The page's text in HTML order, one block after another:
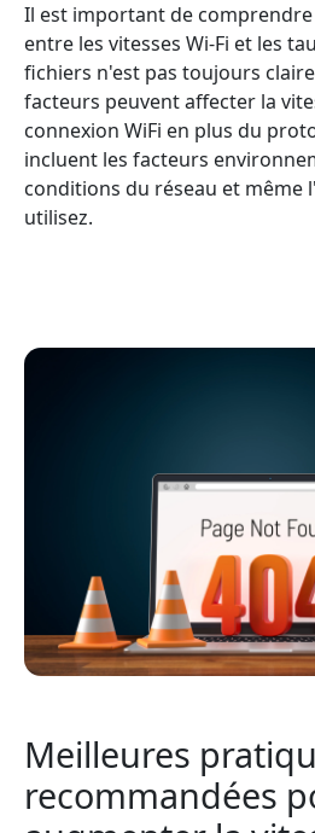
Il est important de
entre les vitesses Wi-Fi et les
fichiers n'est pas toujours
facteurs peuvent affecter la
connexion WiFi en plus du
incluent les facteurs
conditions du réseau et même
utilisez.
Meilleures
recommandées